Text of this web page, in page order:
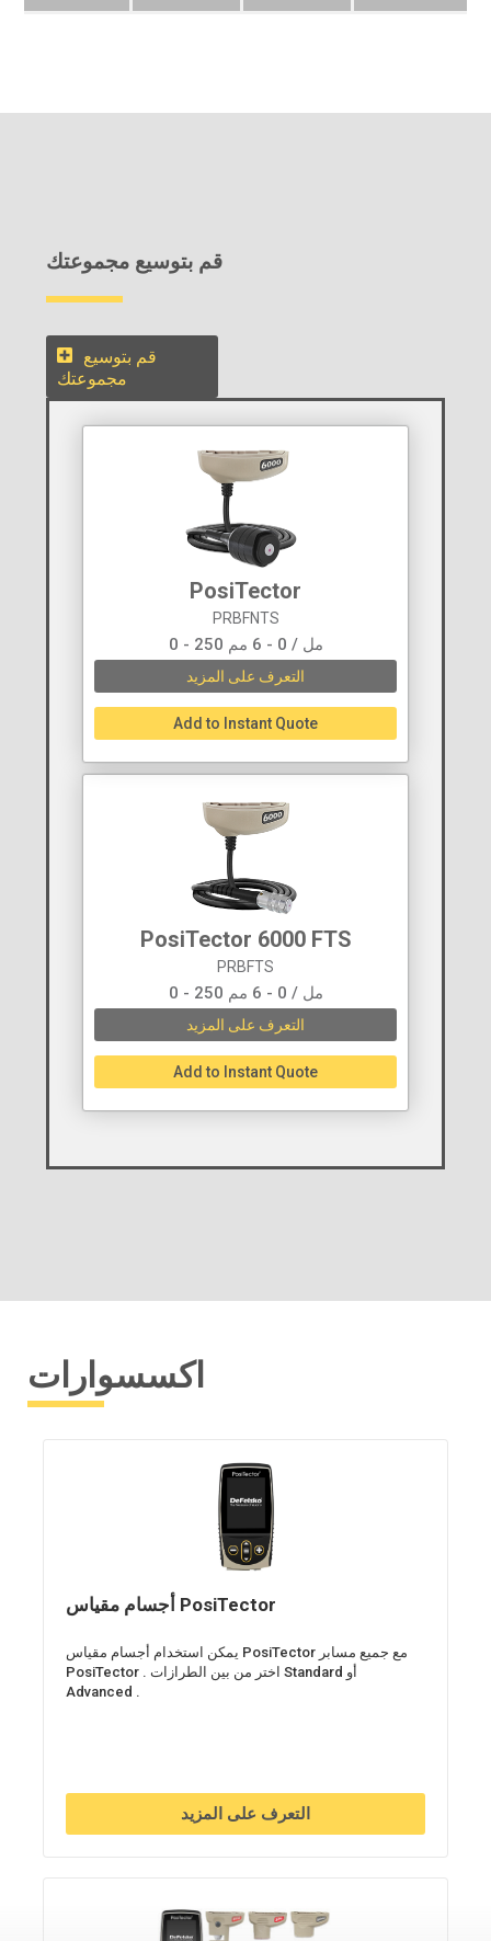
قم بتوسيع مجموعتك
قم بتوسيع
مجموعتك
PosiTector 6000 FTS
PRBFTS
0 - 250 مل / 0 - 6 مم
التعرف على المزيد
Add to Instant Quote
PosiTector
PRBFNTS
0 - 250 مل / 0 - 6 مم
التعرف على المزيد
Add to Instant Quote
اكسسوارات
أجسام مقياس PosiTector
يمكن استخدام أجسام مقياس PosiTector مع جميع مسابر
PosiTector . اختر من بين الطرازات Standard أو
Advanced .
التعرف على المزيد